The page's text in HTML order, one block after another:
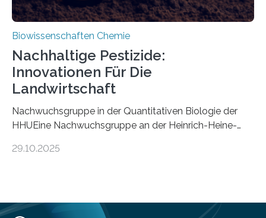
Biowissenschaften Chemie
Nachhaltige Pestizide:
Innovationen Für Die
Landwirtschaft
Nachwuchsgruppe in der Quantitativen Biologie der
HHUEine Nachwuchsgruppe an der Heinrich-Heine-
fünf Jahren erforschen, wie Bakterien auf
Insektenblume. Das Bundesministerium für Forschung,
29.10.2025